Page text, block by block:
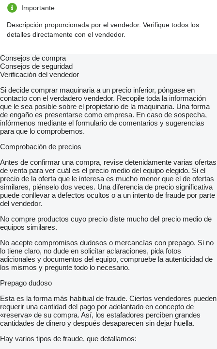
Importante
Descripción proporcionada por el vendedor. Verifique todos los
detalles directamente con el vendedor.
Consejos de compra
Consejos de seguridad
Verificación del vendedor
Si decide comprar maquinaria a un precio inferior, póngase en
contacto con el verdadero vendedor. Recopile toda la información
que le sea posible sobre el propietario de la maquinaria. Una forma
de engaño es presentarse como empresa. En caso de sospecha,
infórmenos mediante el formulario de comentarios y sugerencias
para que lo comprobemos.
Comprobación de precios
Antes de confirmar una compra, revise detenidamente varias ofertas
de venta para ver cuál es el precio medio del equipo elegido. Si el
precio de la oferta que le interesa es mucho menor que el de ofertas
similares, piénselo dos veces. Una diferencia de precio significativa
puede conllevar a defectos ocultos o a un intento de fraude por parte
del vendedor.
No compre productos cuyo precio diste mucho del precio medio de
equipos similares.
No acepte compromisos dudosos o mercancías con prepago. Si no
lo tiene claro, no dude en solicitar aclaraciones, pida fotos
adicionales y documentos del equipo, compruebe la autenticidad de
los mismos y pregunte todo lo necesario.
Prepago dudoso
Esta es la forma más habitual de fraude. Ciertos vendedores pueden
requerir una cantidad del pago por adelantado en concepto de
«reserva» de su compra. Así, los estafadores perciben grandes
cantidades de dinero y después desaparecen sin dejar huella.
Hay varios tipos de fraude, que detallamos: